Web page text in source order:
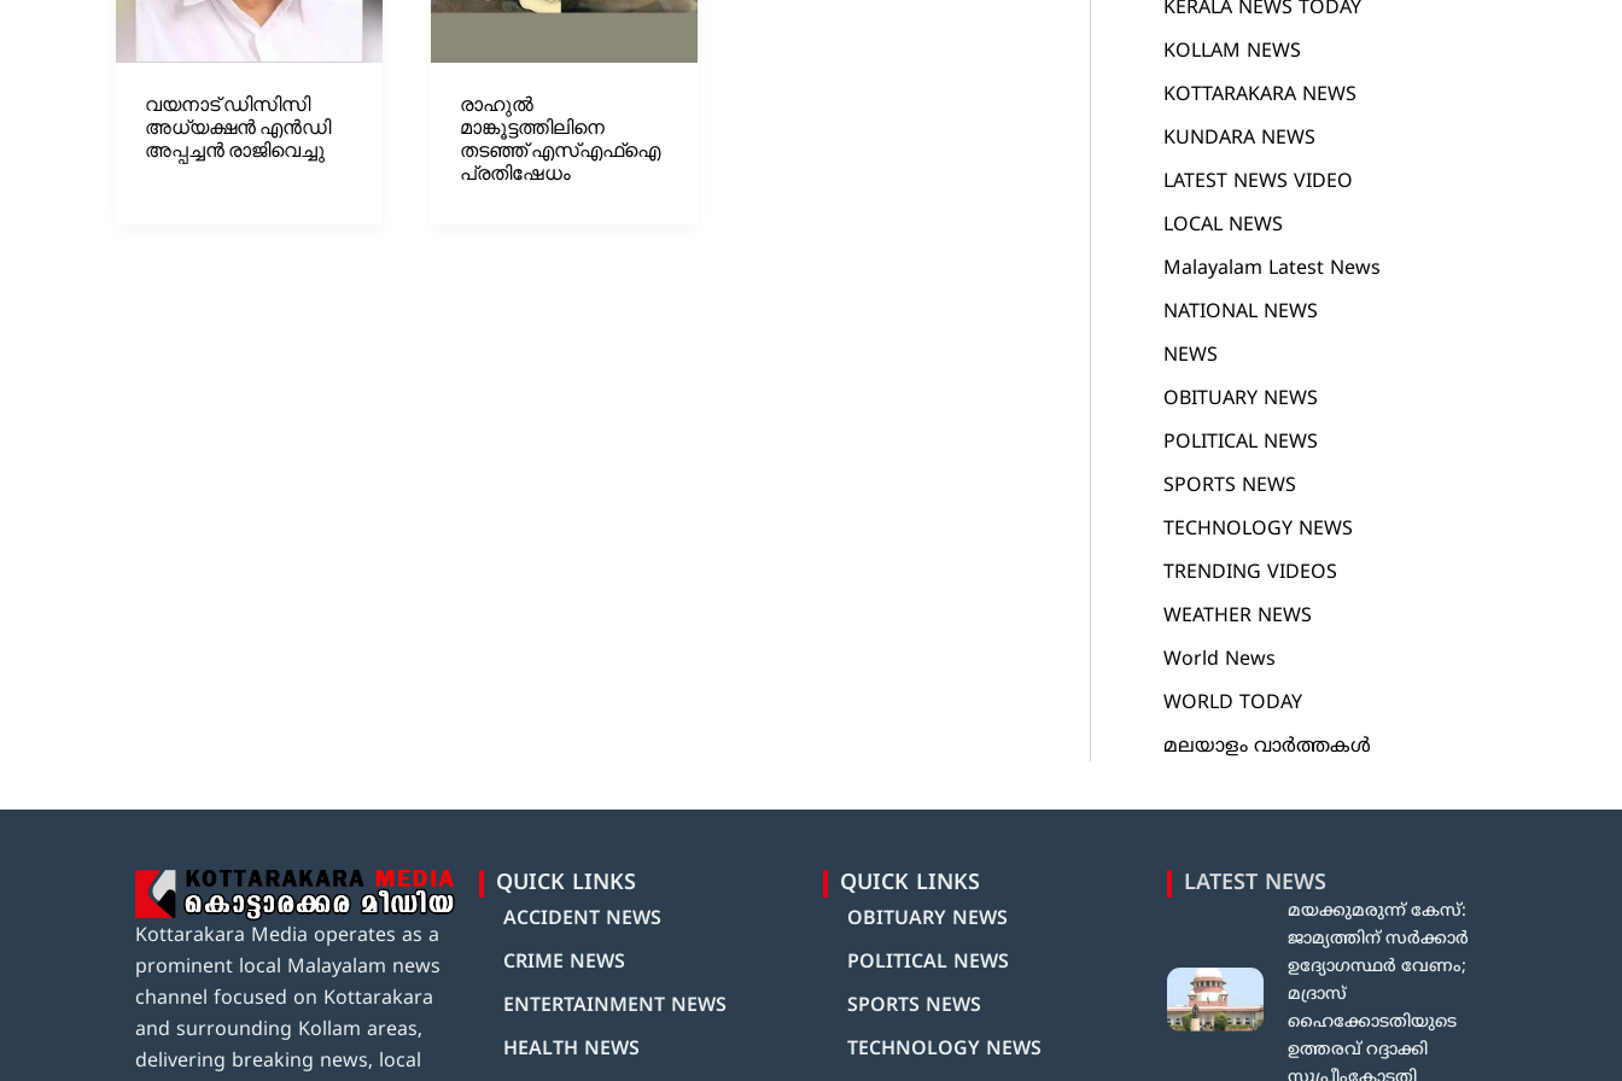
വയനാട് ഡിസിസി
അധ്യക്ഷൻ എൻഡി
അപ്പച്ചൻ രാജിവെച്ചു
രാഹുൽ
മാങ്കൂട്ടത്തിലിനെ
തടഞ്ഞ് എസ്എഫ്ഐ
പ്രതിഷേധം
KERALA NEWS TODAY
KOLLAM NEWS
KOTTARAKARA NEWS
KUNDARA NEWS
LATEST NEWS VIDEO
LOCAL NEWS
Malayalam Latest News
NATIONAL NEWS
NEWS
OBITUARY NEWS
POLITICAL NEWS
SPORTS NEWS
TECHNOLOGY NEWS
TRENDING VIDEOS
WEATHER NEWS
World News
WORLD TODAY
മലയാളം വാർത്തകൾ
Kottarakara Media operates as a
prominent local Malayalam news
channel focused on Kottarakara
and surrounding Kollam areas,
delivering breaking news, local
QUICK LINKS
ACCIDENT NEWS
CRIME NEWS
ENTERTAINMENT NEWS
HEALTH NEWS
QUICK LINKS
OBITUARY NEWS
POLITICAL NEWS
SPORTS NEWS
TECHNOLOGY NEWS
LATEST NEWS
മയക്കുമരുന്ന് കേസ്:
ജാമ്യത്തിന് സർക്കാർ
ഉദ്യോഗസ്ഥർ വേണം;
മദ്രാസ്
ഹൈക്കോടതിയുടെ
ഉത്തരവ് റദ്ദാക്കി